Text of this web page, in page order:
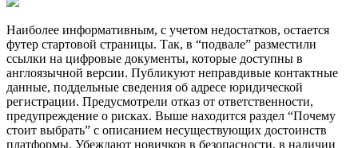
Наиболее информативным, с учетом недостатков, остается
футер стартовой страницы. Так, в “подвале” разместили
ссылки на цифровые документы, которые доступны в
англоязычной версии. Публикуют неправдивые контактные
данные, поддельные сведения об адресе юридической
регистрации. Предусмотрели отказ от ответственности,
предупреждение о рисках. Выше находится раздел “Почему
стоит выбрать” с описанием несуществующих достоинств
платформы. Убеждают новичков в безопасности, в наличии